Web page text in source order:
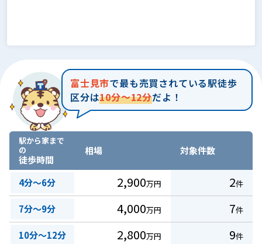
富士見市で最も売買されている駅徒歩
区分は10分～12分だよ！
駅から家まで
の
徒歩時間
相場 対象件数
4分～6分 2,900万円 2件
7分～9分 4,000万円 7件
10分～12分 2,800万円 9件